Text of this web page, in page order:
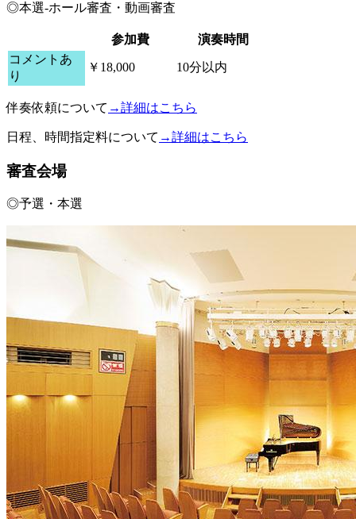
◎本選-ホール審査・動画審査
参加費
演奏時間
コメントあ
り
￥18,000 10分以内
伴奏依頼について →詳細はこちら
日程、時間指定料について →詳細はこちら
審査会場
◎予選・本選